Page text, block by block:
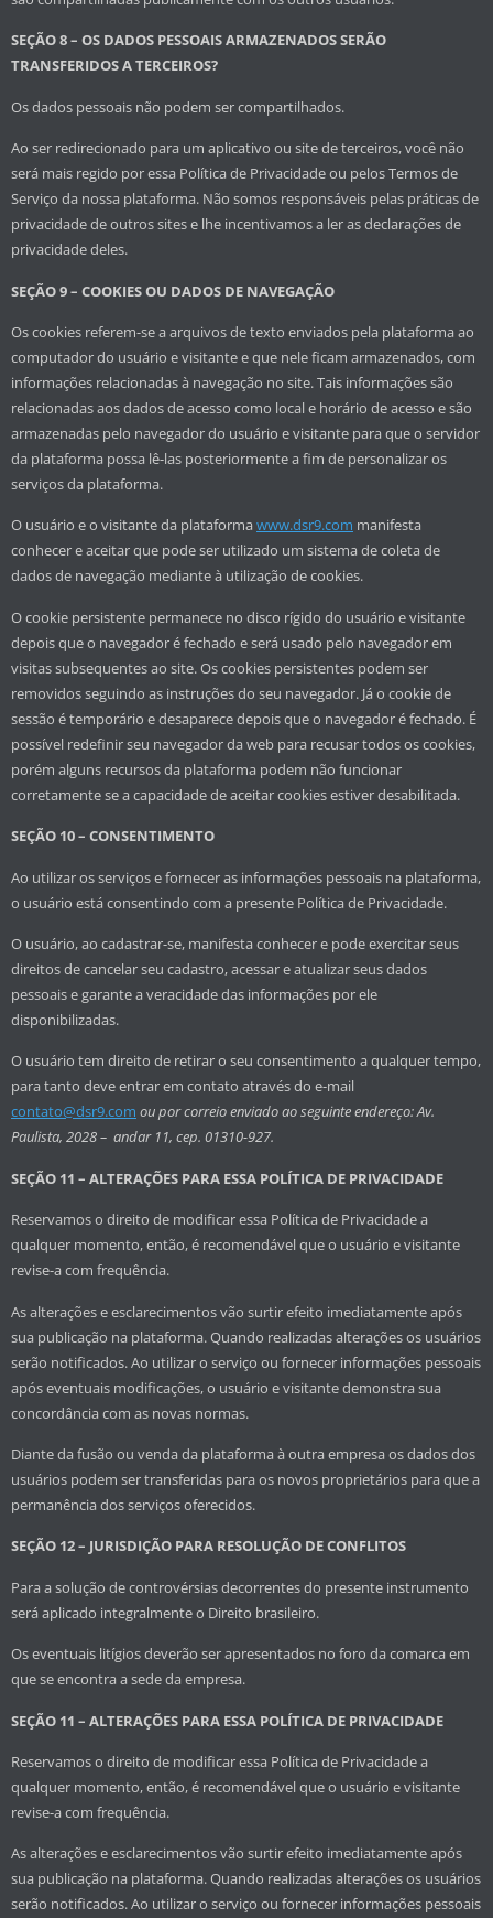
SEÇÃO 8 – OS DADOS PESSOAIS ARMAZENADOS SERÃO
TRANSFERIDOS A TERCEIROS?
Os dados pessoais não podem ser compartilhados.
Ao ser redirecionado para um aplicativo ou site de terceiros, você não
será mais regido por essa Política de Privacidade ou pelos Termos de
Serviço da nossa plataforma. Não somos responsáveis pelas práticas de
privacidade de outros sites e lhe incentivamos a ler as declarações de
privacidade deles.
SEÇÃO 9 – COOKIES OU DADOS DE NAVEGAÇÃO
Os cookies referem-se a arquivos de texto enviados pela plataforma ao
computador do usuário e visitante e que nele ficam armazenados, com
informações relacionadas à navegação no site. Tais informações são
relacionadas aos dados de acesso como local e horário de acesso e são
armazenadas pelo navegador do usuário e visitante para que o servidor
da plataforma possa lê-las posteriormente a fim de personalizar os
serviços da plataforma.
O usuário e o visitante da plataforma www.dsr9.com manifesta
conhecer e aceitar que pode ser utilizado um sistema de coleta de
dados de navegação mediante à utilização de cookies.
O cookie persistente permanece no disco rígido do usuário e visitante
depois que o navegador é fechado e será usado pelo navegador em
visitas subsequentes ao site. Os cookies persistentes podem ser
removidos seguindo as instruções do seu navegador. Já o cookie de
sessão é temporário e desaparece depois que o navegador é fechado. É
possível redefinir seu navegador da web para recusar todos os cookies,
porém alguns recursos da plataforma podem não funcionar
corretamente se a capacidade de aceitar cookies estiver desabilitada.
SEÇÃO 10 – CONSENTIMENTO
Ao utilizar os serviços e fornecer as informações pessoais na plataforma,
o usuário está consentindo com a presente Política de Privacidade.
O usuário, ao cadastrar-se, manifesta conhecer e pode exercitar seus
direitos de cancelar seu cadastro, acessar e atualizar seus dados
pessoais e garante a veracidade das informações por ele
disponibilizadas.
O usuário tem direito de retirar o seu consentimento a qualquer tempo,
para tanto deve entrar em contato através do e-mail
contato@dsr9.com ou por correio enviado ao seguinte endereço: Av.
Paulista, 2028 – andar 11, cep. 01310-927.
SEÇÃO 11 – ALTERAÇÕES PARA ESSA POLÍTICA DE PRIVACIDADE
Reservamos o direito de modificar essa Política de Privacidade a
qualquer momento, então, é recomendável que o usuário e visitante
revise-a com frequência.
As alterações e esclarecimentos vão surtir efeito imediatamente após
sua publicação na plataforma. Quando realizadas alterações os usuários
serão notificados. Ao utilizar o serviço ou fornecer informações pessoais
após eventuais modificações, o usuário e visitante demonstra sua
concordância com as novas normas.
Diante da fusão ou venda da plataforma à outra empresa os dados dos
usuários podem ser transferidas para os novos proprietários para que a
permanência dos serviços oferecidos.
SEÇÃO 12 – JURISDIÇÃO PARA RESOLUÇÃO DE CONFLITOS
Para a solução de controvérsias decorrentes do presente instrumento
será aplicado integralmente o Direito brasileiro.
Os eventuais litígios deverão ser apresentados no foro da comarca em
que se encontra a sede da empresa.
SEÇÃO 11 – ALTERAÇÕES PARA ESSA POLÍTICA DE PRIVACIDADE
Reservamos o direito de modificar essa Política de Privacidade a
qualquer momento, então, é recomendável que o usuário e visitante
revise-a com frequência.
As alterações e esclarecimentos vão surtir efeito imediatamente após
sua publicação na plataforma. Quando realizadas alterações os usuários
serão notificados. Ao utilizar o serviço ou fornecer informações pessoais